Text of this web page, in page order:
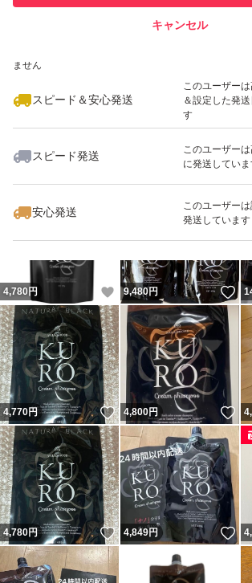
ません
スピード＆安心発送
このユーザー
＆設定した発
す
スピード発送
このユーザー
に発送してい
安心発送
このユーザー
発送しています
キャンセル
4,780 円 いいね！
9,480円
4,770円 いいね！
4,800円
4,780円 いいね！
4,849円 い